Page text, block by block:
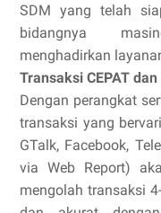
SDM yang telah
bidangnya
menghadirkan
Transaksi CEPAT dan
Dengan perangkat
transaksi yang
GTalk, Facebook,
via Web Report)
mengolah transaksi